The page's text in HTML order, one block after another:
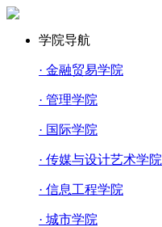
学院导航
· 金融贸易学院
· 管理学院
· 国际学院
· 传媒与设计艺术学院
· 信息工程学院
· 城市学院